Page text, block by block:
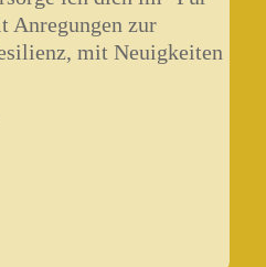
Anregungen zur
mit Neuigkeiten